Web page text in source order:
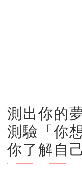
測出你的
測驗「你
你了解自